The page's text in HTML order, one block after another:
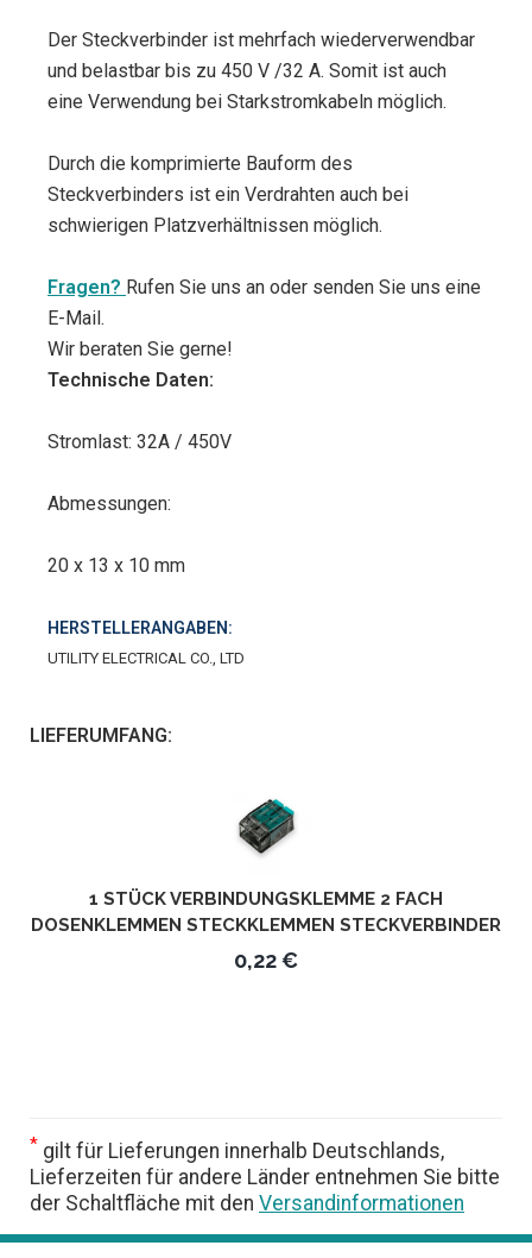
Der Steckverbinder ist mehrfach wiederverwendbar
und belastbar bis zu 450 V /32 A. Somit ist auch
eine Verwendung bei Starkstromkabeln möglich.
Durch die komprimierte Bauform des
Steckverbinders ist ein Verdrahten auch bei
schwierigen Platzverhältnissen möglich.
Fragen? Rufen Sie uns an oder senden Sie uns eine
E-Mail.
Wir beraten Sie gerne!
Technische Daten:
Stromlast: 32A / 450V
Abmessungen:
20 x 13 x 10 mm
HERSTELLERANGABEN:
UTILITY ELECTRICAL CO., LTD
LIEFERUMFANG:
1 STÜCK VERBINDUNGSKLEMME 2 FACH
DOSENKLEMMEN STECKKLEMMEN STECKVERBINDER
UBC-562
0,22 €
* gilt für Lieferungen innerhalb Deutschlands,
Lieferzeiten für andere Länder entnehmen Sie bitte
der Schaltfläche mit den Versandinformationen